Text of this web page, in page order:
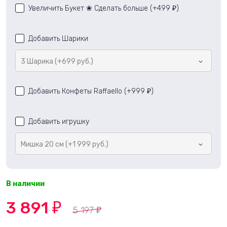
Увеличить Букет ❀ Сделать больше (+499 ₽ )
Добавить Шарики
3 Шарика (+699 руб.)
Добавить Конфеты Raffaello (+999 ₽ )
Добавить игрушку
Мишка 20 см (+1 999 руб.)
В наличии
3 891 ₽ 5 197₽